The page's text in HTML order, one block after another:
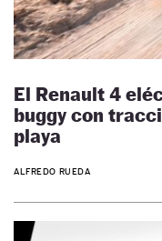
El Renault 4
buggy con
playa
ALFREDO RUEDA